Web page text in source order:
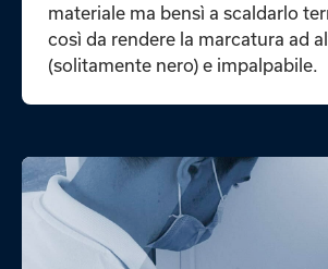
materiale ma bensì a scaldarlo
così da rendere la marcatura ad
(solitamente nero) e impalpabile.